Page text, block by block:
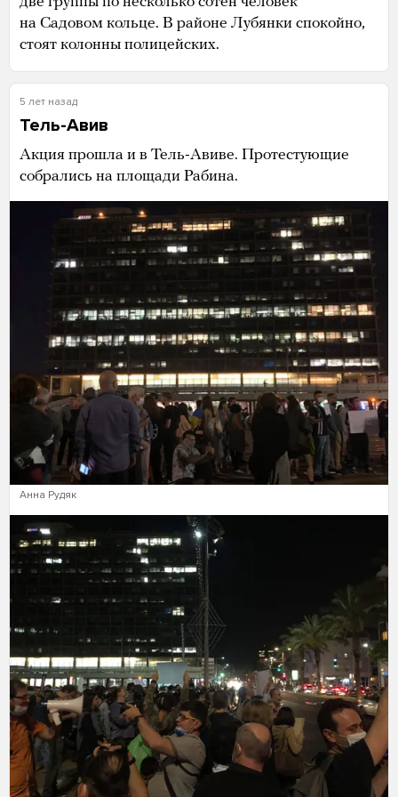
на Садовом кольце. В районе Лубянки спокойно,
стоят колонны полицейских.
5 лет назад
Тель-Авив
Акция прошла и в Тель-Авиве. Протестующие
собрались на площади Рабина.
Анна Рудяк